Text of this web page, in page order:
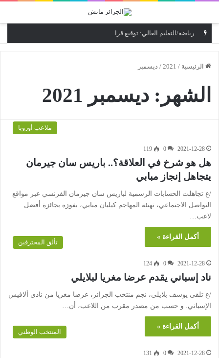
الرئيسية /
2021
/ ديسمبر
الشهر: ديسمبر 2021
ملاعب أوروبا
2021-12-28
0
119
هل هو شرخ في العلاقة؟.. باريس سان جيرمان
يتجاهل إنجاز مبابي
/ع تجاهلت الحسابات الرسمية لباريس سان جيرمان الفرنسي عبر مواقع
التواصل الاجتماعي، تهنئة المهاجم كيليان مبابي، بفوزه بجائزة أفضل
لاعب…
أكمل القراءة »
تألق المحترفين
2021-12-28
0
124
ناد إسباني يقدم عرضا مغريا لبلايلي
/ع تلقى يوسف بلايلي، نجم منتخب الجزائر، عرضا مغريا من نادي ألافيس
الإسباني. و حسب من مصدر مقرب من اللاعب، أن…
أكمل القراءة »
المنتخب الوطني
2021-12-28
0
131